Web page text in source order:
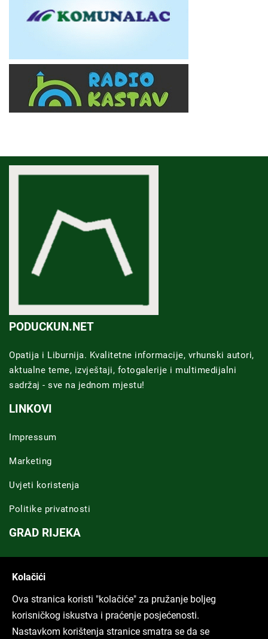
PODUCKUN.NET
Opatija i Liburnija. Kvalitetne informacije, vrhunski autori,
aktualne teme, izvještaji, fotogalerije i multimedijalni
sadržaj - sve na jednom mjestu!
LINKOVI
Impressum
Marketing
Uvjeti koristenja
Politike privatnosti
GRAD RIJEKA
ARHIVA TEKSTOVA
Kolačići
Ova stranica koristi "kolačiće" za pružanje boljeg
korisničkog iskustva i praćenje posjećenosti.
Nastavkom korištenja stranice smatra se da se